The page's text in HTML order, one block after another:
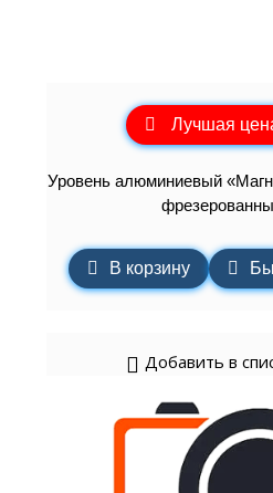
Лучшая
Уровень алюминиевый
В корзину
Добавить в